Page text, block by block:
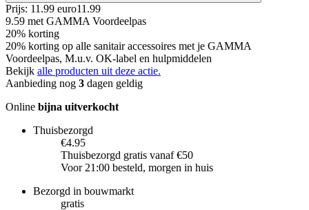
Prijs: 11.99 euro11 .99
9.59 met GAMMA Voordeelpas
20% korting
20% korting op alle sanitair accessoires met je GAMMA
Voordeelpas, M.u.v. OK-label en hulpmiddelen
Bekijk alle producten uit deze actie.
Aanbieding nog 3 dagen geldig
Online bijna uitverkocht
Thuisbezorgd
€4.95
Thuisbezorgd gratis vanaf €50
Voor 21:00 besteld, morgen in huis
Bezorgd in bouwmarkt
gratis